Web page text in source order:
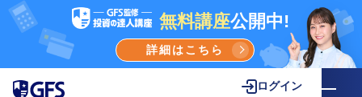
無料講座公開中!
詳細はこちら
ログイン